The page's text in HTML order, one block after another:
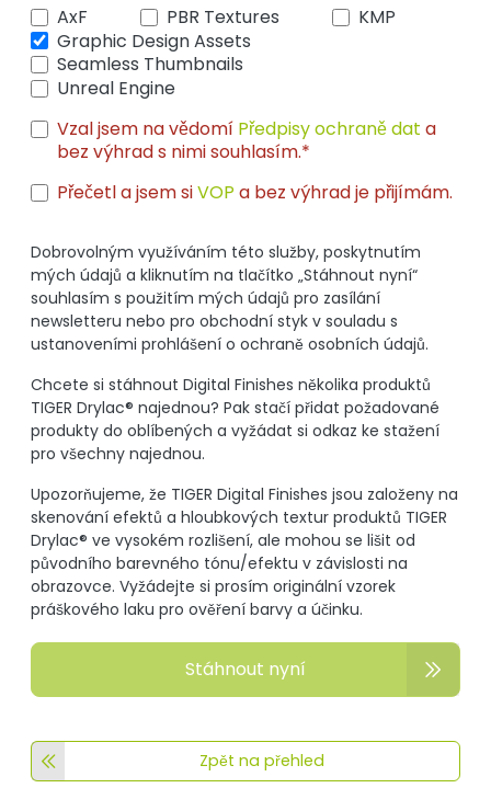
AxF
PBR Textures
KMP
Graphic Design Assets
Seamless Thumbnails
Unreal Engine
Vzal jsem na vědomí Předpisy ochraně dat a
bez výhrad s nimi souhlasím.*
Přečetl a jsem siVOP a bez výhrad je přijímám.
Dobrovolným využíváním této služby, poskytnutím
mých údajů a kliknutím na tlačítko „Stáhnout nyní“
souhlasím s použitím mých údajů pro zasílání
newsletteru nebo pro obchodní styk v souladu s
ustanoveními prohlášení o ochraně osobních údajů.
Chcete si stáhnout Digital Finishes několika produktů
TIGER Drylac® najednou? Pak stačí přidat požadované
produkty do oblíbených a vyžádat si odkaz ke stažení
pro všechny najednou.
Upozorňujeme, že TIGER Digital Finishes jsou založeny na
skenování efektů a hloubkových textur produktů TIGER
Drylac® ve vysokém rozlišení, ale mohou se lišit od
původního barevného tónu/efektu v závislosti na
obrazovce. Vyžádejte si prosím originální vzorek
práškového laku pro ověření barvy a účinku.
Stáhnout nyní
Zpět na přehled